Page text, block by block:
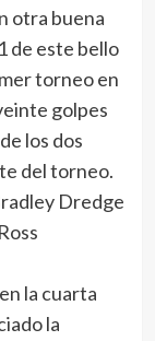
otra buena
de este bello
torneo en
golpes
los dos
del torneo.
Dredge
la cuarta
la